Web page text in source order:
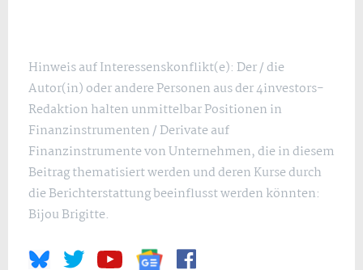
Hinweis auf Interessenskonflikt(e): Der / die
Autor(in) oder andere Personen aus der 4investors-
Redaktion halten unmittelbar Positionen in
Finanzinstrumenten / Derivate auf
Finanzinstrumente von Unternehmen, die in diesem
Beitrag thematisiert werden und deren Kurse durch
die Berichterstattung beeinflusst werden könnten:
Bijou Brigitte.